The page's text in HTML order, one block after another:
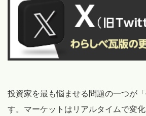
投資家を最も悩ませる問題の一つが
す。マーケットはリアルタイムで変